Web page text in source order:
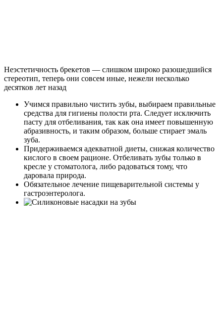
Неэстетичность брекетов — слишком широко разошедшийся
стереотип, теперь они совсем иные, нежели несколько
десятков лет назад
Учимся правильно чистить зубы, выбираем правильные
средства для гигиены полости рта. Следует исключить
пасту для отбеливания, так как она имеет повышенную
абразивность, и таким образом, больше стирает эмаль
зуба.
Придерживаемся адекватной диеты, снижая количество
кислого в своем рационе. Отбеливать зубы только в
кресле у стоматолога, либо радоваться тому, что
даровала природа.
Обязательное лечение пищеварительной системы у
гастроэнтеролога.